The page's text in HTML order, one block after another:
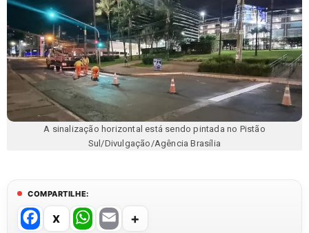
A sinalização horizontal está sendo pintada no Pistão
Sul/Divulgação/Agência Brasília
COMPARTILHE:
F
W E